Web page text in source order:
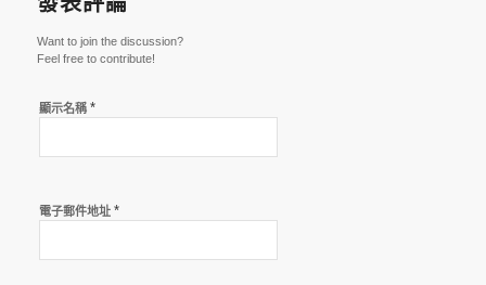
Want to join the discussion?
Feel free to contribute!
顯示名稱 *
電子郵件地址 *